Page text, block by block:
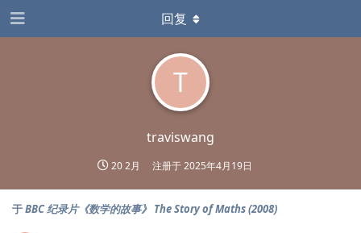
T
traviswang
20 2月 注册于2025年4月19日
回复
于BBC 纪录片《数学的故事》 The Story of Maths (2008)